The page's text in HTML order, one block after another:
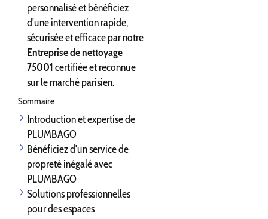
personnalisé et bénéficiez
d'une intervention rapide,
sécurisée et efficace par notre
Entreprise de nettoyage
75001certifiée et reconnue
sur le marché parisien.
Sommaire
Introduction et expertise de
PLUMBAGO
Bénéficiez d'un service de
propreté inégalé avec
PLUMBAGO
Solutions professionnelles
pour des espaces